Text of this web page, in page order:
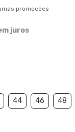
promoções
juros
44 46 48